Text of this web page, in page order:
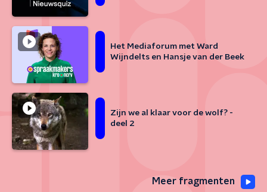
Het Mediaforum met Ward
Wijndelts en Hansje van der Beek
Zijn we al klaar voor de wolf? -
deel 2
Meer fragmenten